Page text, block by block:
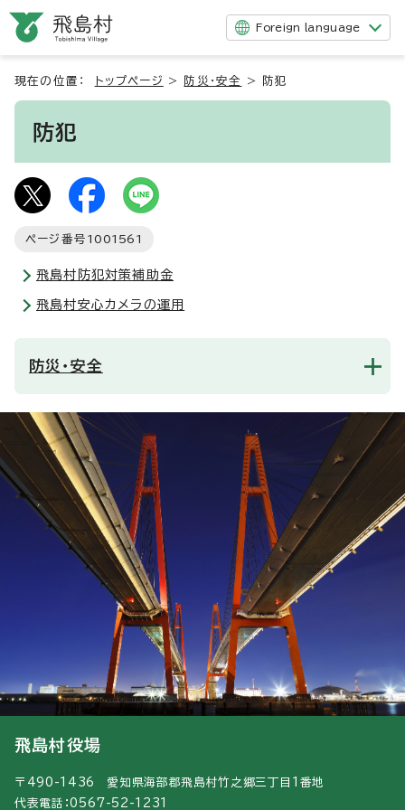
Foreign language
現在の位置： トップページ > 防災・安全 > 防犯
防犯
ページ番号 1001561
飛島村防犯対策補助金
飛島村安心カメラの運用
防災・安全
飛島村役場
〒490-1436 愛知県海部郡飛島村竹之郷三丁目1番地
代表電話：0567-52-1231